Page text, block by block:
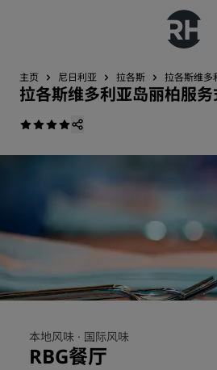
主页 尼日利亚 拉各斯 拉各斯维多
拉各斯维多利亚岛丽柏服
本地风味 · 国际风味
RBG餐厅